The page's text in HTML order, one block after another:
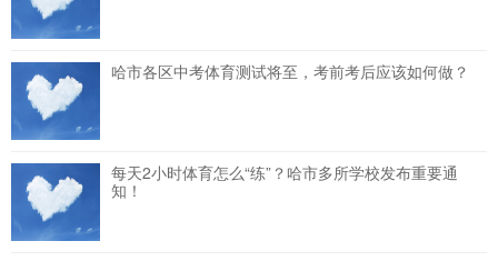
哈市各区中考体育测试将至，考前考后应该如何做？
每天2小时体育怎么“练”？哈市多所学校发布重要通
知！